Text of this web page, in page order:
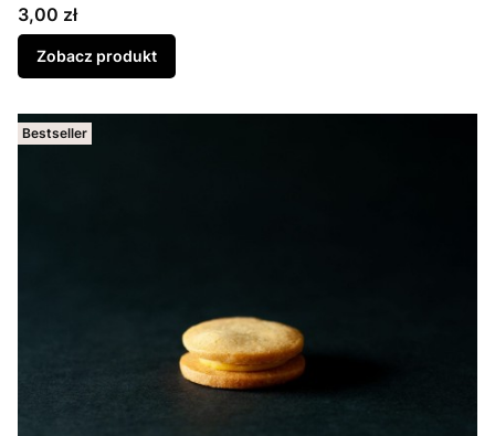
Cena
3,00 zł
Zobacz produkt
Bestseller